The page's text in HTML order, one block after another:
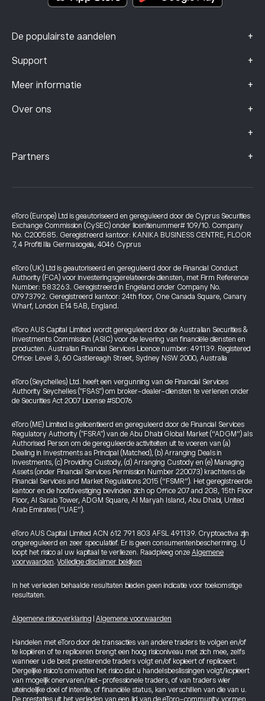
De populairste aandelen +
Support +
Meer informatie +
Over ons +
+
Partners +
eToro (Europe) Ltd is geautoriseerd en gereguleerd door de Cyprus Securities
Exchange Commission (CySEC) onder licentienummer# 109/10. Company
No. C200585. Geregistreerd kantoor: KANIKA BUSINESS CENTRE, FLOOR
7, 4 Profiti Ilia Germasogeia, 4046 Cyprus
eToro (UK) Ltd is geautoriseerd en gereguleerd door de Financial Conduct
Authority (FCA) voor investeringsgerelateerde diensten, met Firm Reference
Number: 583263. Geregistreerd in Engeland onder Company No.
07973792. Geregistreerd kantoor: 24th floor, One Canada Square, Canary
Wharf, London E14 5AB, England.
eToro AUS Capital Limited wordt gereguleerd door de Australian Securities &
Investments Commission (ASIC) voor de levering van financiële diensten en
producten. Australian Financial Services Licence number: 491139. Registered
Office: Level 3, 60 Castlereagh Street, Sydney NSW 2000, Australia
eToro (Seychelles) Ltd. heeft een vergunning van de Financial Services
Authority Seychelles ("FSAS") om broker-dealer-diensten te verlenen onder
de Securities Act 2007 License #SD076
eToro (ME) Limited is gelicentieerd en gereguleerd door de Financial Services
Regulatory Authority ("FSRA") van de Abu Dhabi Global Market (“ADGM”) als
Authorised Person om de gereguleerde activiteiten uit te voeren van (a)
Dealing in Investments as Principal (Matched), (b) Arranging Deals in
Investments, (c) Providing Custody, (d) Arranging Custody en (e) Managing
Assets (onder Financial Services Permission Number 220073) krachtens de
Financial Services and Market Regulations 2015 (“FSMR”). Het geregistreerde
kantoor en de hoofdvestiging bevinden zich op Office 207 and 208, 15th Floor
Floor, Al Sarab Tower, ADGM Square, Al Maryah Island, Abu Dhabi, United
Arab Emirates (“UAE”).
eToro AUS Capital Limited ACN 612 791 803 AFSL 491139. Cryptoactiva zijn
ongereguleerd en zeer speculatief. Er is geen consumentenbescherming. U
loopt het risico al uw kapitaal te verliezen. Raadpleeg onze Algemene
voorwaarden.Volledige disclaimer bekijken
In het verleden behaalde resultaten bieden geen indicatie voor toekomstige
resultaten.
Algemene risicoverklaring Algemene voorwaarden
Handelen met eToro door de transacties van andere traders te volgen en/of
te kopiëren of te repliceren brengt een hoog risiconiveau met zich mee, zelfs
wanneer u de best presterende traders volgt en/of kopieert of repliceert.
Dergelijke risico’s omvatten het risico dat u handelsbeslissingen volgt/kopieert
van mogelijk onervaren/niet-professionele traders, of van traders wier
uiteindelijke doel of intentie, of financiële status, kan verschillen van die van u.
De prestaties uit het verleden van een lid van de eToro-community vormen